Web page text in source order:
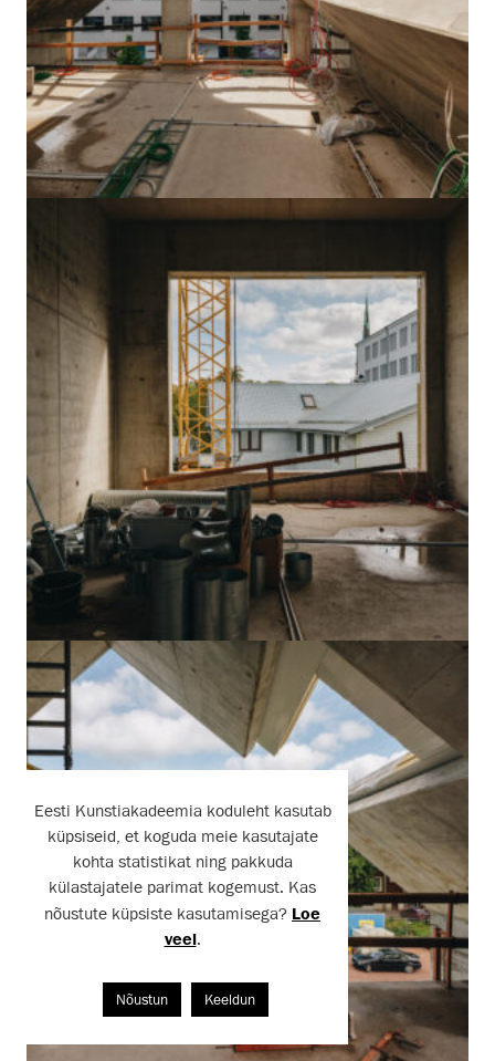
Eesti Kunstiakadeemia koduleht kasutab
küpsiseid, et koguda meie kasutajate
kohta statistikat ning pakkuda
külastajatele parimat kogemust. Kas
nõustute küpsiste kasutamisega? Loe
veel.
Nõustun Keeldun